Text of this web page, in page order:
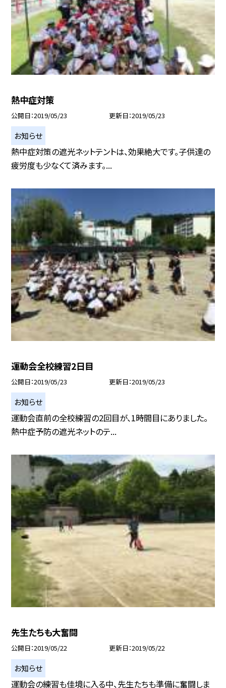
熱中症対策
公開日 2019/05/23 更新日 2019/05/23
お知らせ
熱中症対策の遮光ネットテントは、効果絶大です。子供達の
疲労度も少なくて済みます。...
運動会全校練習2日目
公開日 2019/05/23 更新日 2019/05/23
お知らせ
運動会直前の全校練習の2回目が、1時間目にありました。
熱中症予防の遮光ネットのテ...
先生たちも大奮闘
公開日 2019/05/22 更新日 2019/05/22
お知らせ
運動会の練習も佳境に入る中、先生たちも準備に奮闘しま